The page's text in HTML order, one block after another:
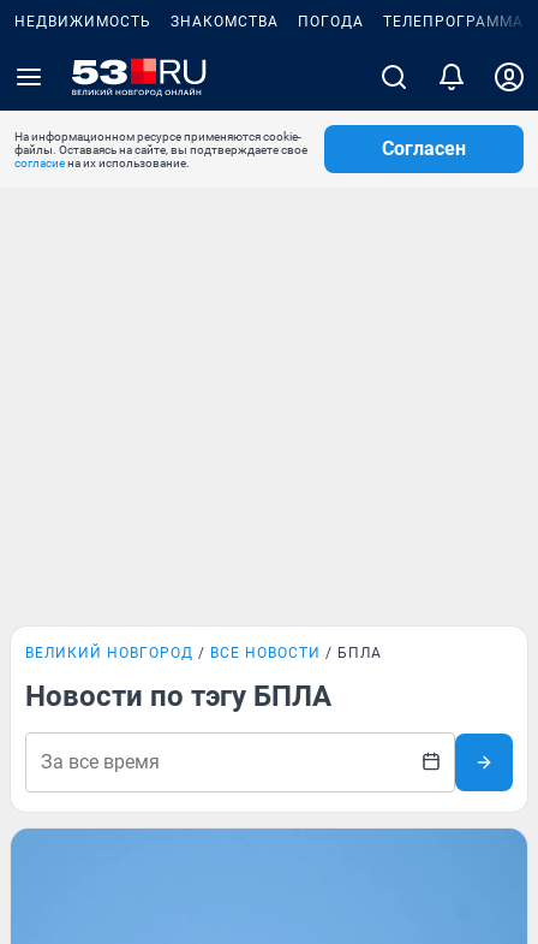
НЕДВИЖИМОСТЬ ЗНАКОМСТВА ПОГОДА ТЕЛЕПРОГРАММА
На информационном ресурсе применяются cookie-
файлы. Оставаясь на сайте, вы подтверждаете свое
согласиена их использование.
Согласен
ВЕЛИКИЙ НОВГОРОД ВСЕ НОВОСТИ БПЛА
Новости по тэгу БПЛА